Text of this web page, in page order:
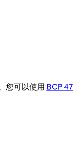
您可以使用 BCP 47